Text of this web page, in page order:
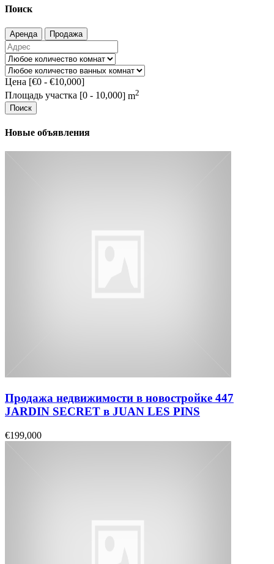
Поиск
Аренда Продажа
Цена [€0 - €10,000]
Площадь участка [0 - 10,000] m2
Поиск
Новые объявления
Продажа недвижимости в новостройке 447
JARDIN SECRET в JUAN LES PINS
€199,000